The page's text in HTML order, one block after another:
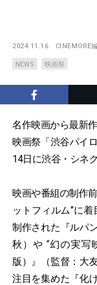
2024.11.16 CINEMORE
NEWS 映画祭
名作映画から最新
映画祭「渋谷パイ
14日に渋谷・シネ
映画や番組の制作
ットフィルム”に
制作された『ルパ
秋）や “幻の実写
版）』（監督：大
注目を集めた『化